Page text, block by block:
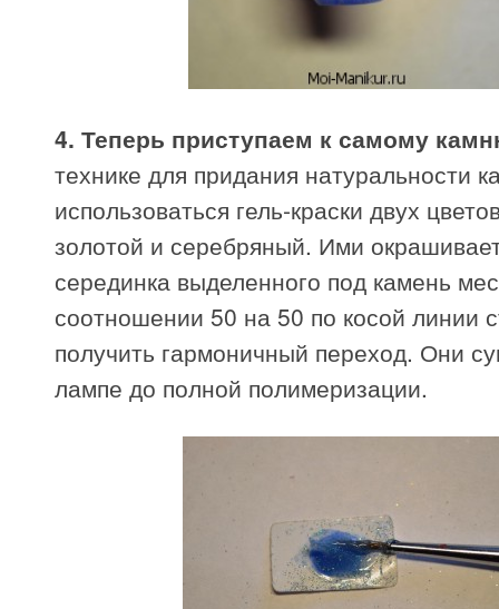
4. Теперь приступаем к самому
технике для придания натуральности
использоваться гель-краски двух
золотой и серебряный. Ими
серединка выделенного под камень
соотношении 50 на 50 по косой линии
получить гармоничный переход. Они
лампе до полной полимеризации.